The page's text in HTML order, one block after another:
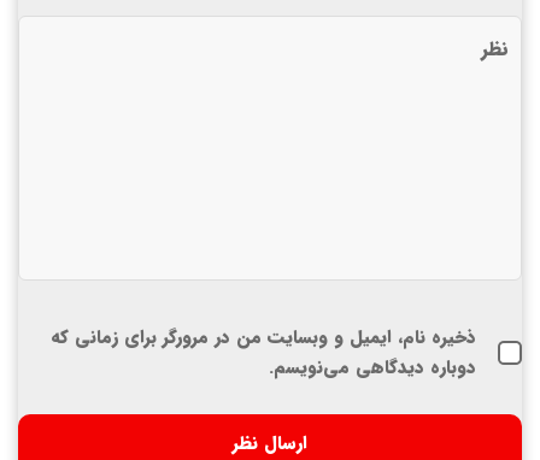
ذخیره نام، ایمیل و وبسایت من در مرورگر برای زمانی که
دوباره دیدگاهی می‌نویسم.